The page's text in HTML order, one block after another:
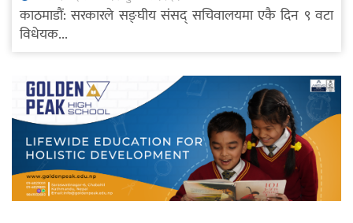
काठमाडौं: सरकारले सङ्घीय संसद् सचिवालयमा एकै दिन ९ वटा
विधेयक...